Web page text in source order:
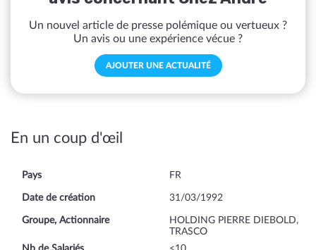
Un nouvel article de presse polémique ou vertueux ?
Un avis ou une expérience vécue ?
AJOUTER UNE ACTUALITÉ
En un coup d'œil
Pays FR
Date de création 31/03/1992
Groupe, Actionnaire
HOLDING PIERRE DIEBOLD,
TRASCO